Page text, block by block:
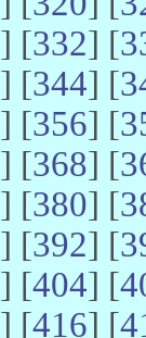
] [332] [
] [344] [
] [356] [
] [368] [
] [380] [
] [392] [
] [404] [
] [416] [